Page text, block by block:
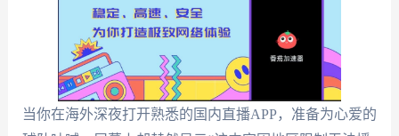
当你在海外深夜打开熟悉的国内直播APP，准备为心爱的